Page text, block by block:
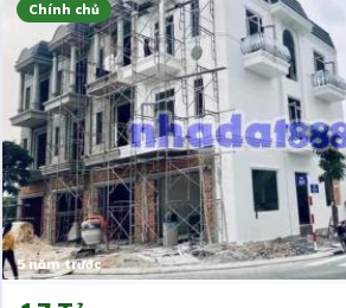
Chính chủ
5 năm trước